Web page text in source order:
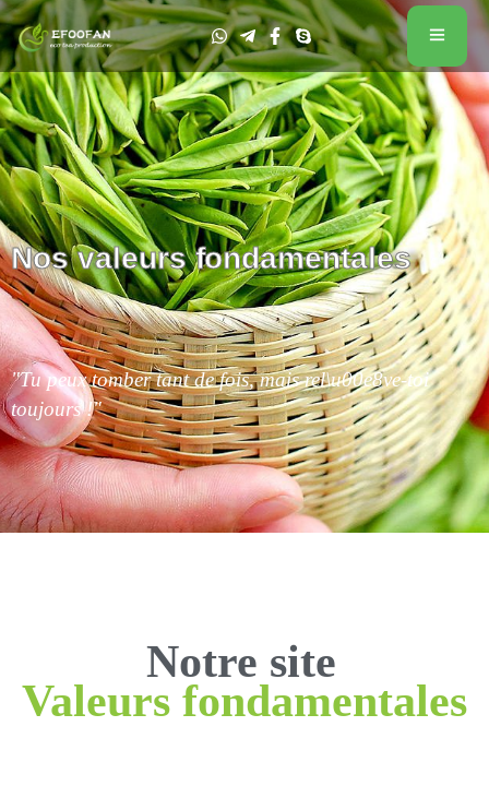
Nos valeurs fondamentales
"Tu peux tomber tant de fois, mais rel\u00e8ve-toi
toujours !"
Notre site
Valeurs fondamentales